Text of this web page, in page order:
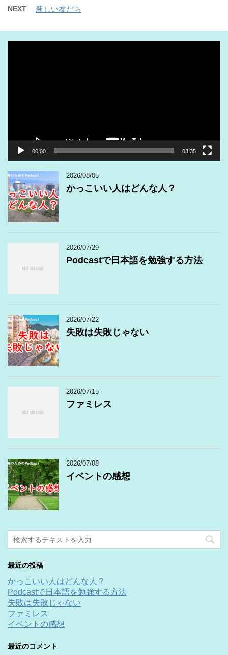
NEXT 新しい友だち
00:00 03:35
2026/08/05
かっこいい人はどんな人？
2026/07/29
Podcastで日本語を勉強する方法
2026/07/22
失敗は失敗じゃない
2026/07/15
ファミレス
2026/07/08
イベントの感想
最近の投稿
かっこいい人はどんな人？
Podcastで日本語を勉強する方法
失敗は失敗じゃない
ファミレス
イベントの感想
最近のコメント